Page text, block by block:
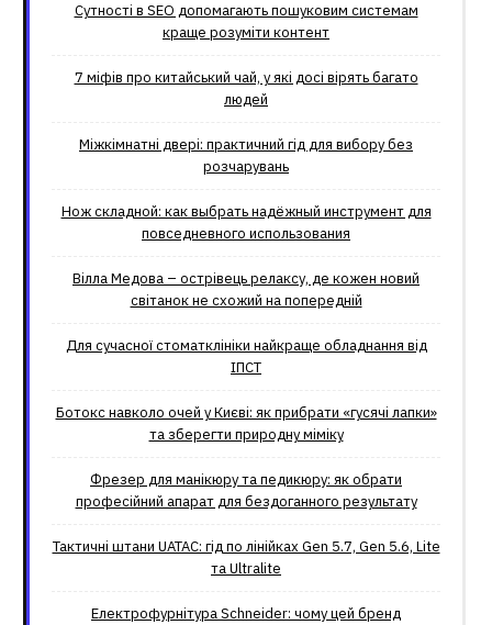
Сутності в SEO допомагають пошуковим системам
краще розуміти контент
7 міфів про китайський чай, у які досі вірять багато
людей
Міжкімнатні двері: практичний гід для вибору без
розчарувань
Нож складной: как выбрать надёжный инструмент для
повседневного использования
Вілла Медова – острівець релаксу, де кожен новий
світанок не схожий на попередній
Для сучасної стоматклініки найкраще обладнання від
ІПСТ
Ботокс навколо очей у Києві: як прибрати «гусячі лапки»
та зберегти природну міміку
Фрезер для манікюру та педикюру: як обрати
професійний апарат для бездоганного результату
Тактичні штани UATAC: гід по лінійках Gen 5.7, Gen 5.6, Lite
та Ultralite
Електрофурнітура Schneider: чому цей бренд